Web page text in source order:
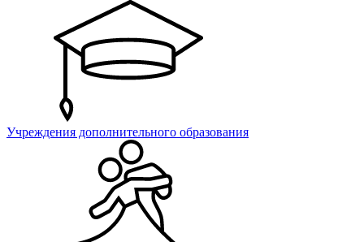
Учреждения дополнительного образования